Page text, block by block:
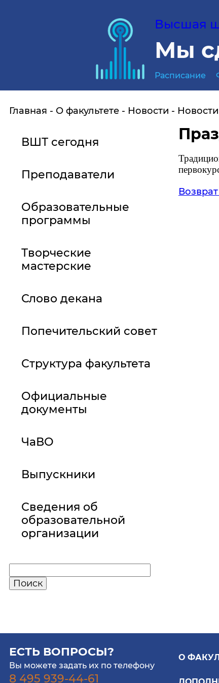
Высшая
Мы
Расписание
Главная О факультете Новости
ВШТ сегодня
Преподаватели
Образовательные
программы
Творческие
мастерские
Слово декана
Попечительский совет
Структура факультета
Официальные
документы
ЧаВО
Выпускники
Сведения об
образовательной
организации
ЕСТЬ ВОПРОСЫ?
Вы можете задать их по телефону
8 495 939-44-61
О